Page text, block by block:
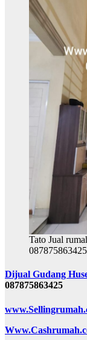
Tato Jual
087875863425
Dijual Gudang
087875863425